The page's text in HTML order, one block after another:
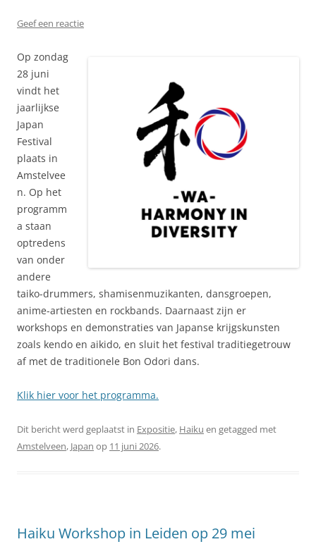
Geef een reactie
Op zondag
28 juni
vindt het
jaarlijkse
Japan
Festival
plaats in
Amstelvee
n. Op het
programm
a staan
optredens
van onder
andere
taiko-drummers, shamisenmuzikanten, dansgroepen,
anime-artiesten en rockbands. Daarnaast zijn er
workshops en demonstraties van Japanse krijgskunsten
zoals kendo en aikido, en sluit het festival traditiegetrouw
af met de traditionele Bon Odori dans.
Klik hier voor het programma.
Dit bericht werd geplaatst in Expositie, Haiku en getagged met
Amstelveen, Japan op 11 juni 2026.
Haiku Workshop in Leiden op 29 mei